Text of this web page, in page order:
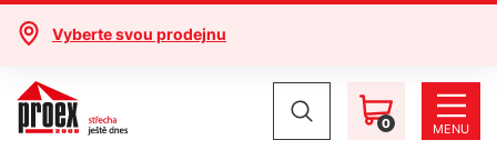
Vyberte svou prodejnu
0 MENU